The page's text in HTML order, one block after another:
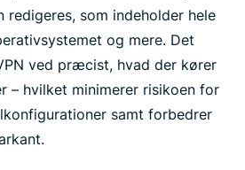
redigeres, som indeholder hele
og mere. Det
ved præcist, hvad der kører
– hvilket minimerer risikoen for
samt forbedrer